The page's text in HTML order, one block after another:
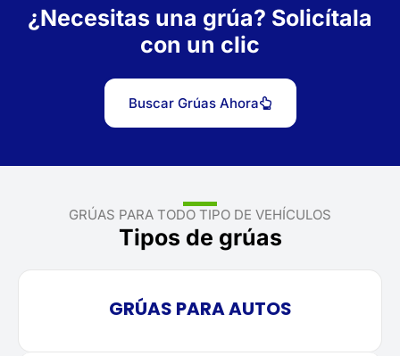
¿Necesitas una grúa? Solicítala
con un clic
Buscar Grúas Ahora
GRÚAS PARA TODO TIPO DE VEHÍCULOS
Tipos de grúas
GRÚAS PARA AUTOS